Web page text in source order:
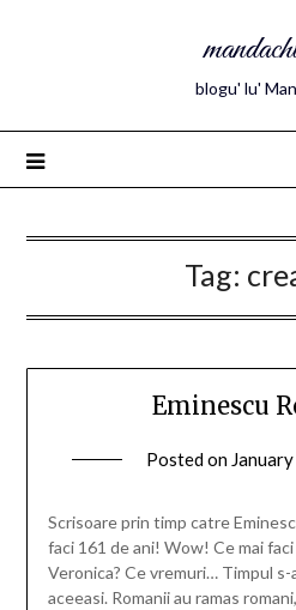
blogu' lu'
Tag:
Eminescu
Posted on
Scrisoare prin timp catre
faci 161 de ani! Wow! Ce mai
Veronica? Ce vremuri… Timpul
aceeasi. Romanii au ramas